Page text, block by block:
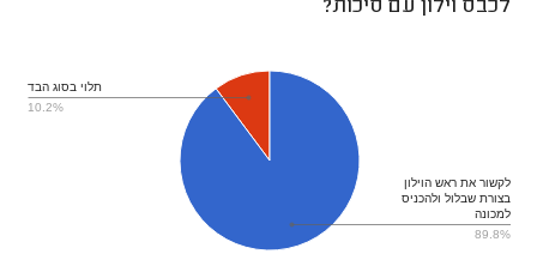
לכבס וילון עם סיכות?
לקשור את ראש הוילון
בצורת שבלול ולהכניס
למכונה
89.8%
תלוי בסוג הבד
10.2%